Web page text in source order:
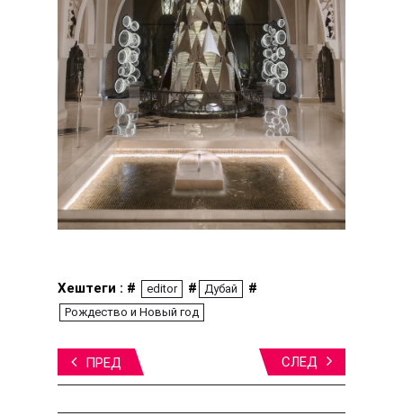
Хештеги : # editor # Дубай #
Рождество и Новый год
ПРЕД СЛЕД